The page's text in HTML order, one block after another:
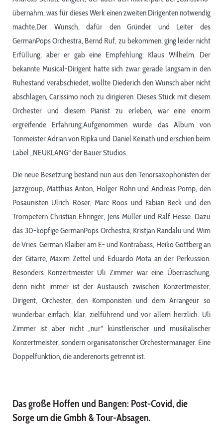
übernahm, was für dieses Werk einen zweiten Dirigenten notwendig
machte.Der Wunsch, dafür den Gründer und Leiter des
GermanPops Orchestra, Bernd Ruf, zu bekommen, ging leider nicht
Erfüllung, aber er gab eine Empfehlung: Klaus Wilhelm. Der
bekannte Musical-Dirigent hatte sich zwar gerade langsam in den
Ruhestand verabschiedet, wollte Diederich den Wunsch aber nicht
abschlagen, Carissimo noch zu dirigieren. Dieses Stück mit diesem
Orchester und diesem Pianist zu erleben, war eine enorm
ergreifende Erfahrung.Aufgenommen wurde das Album von
Tonmeister Adrian von Ripka und Daniel Keinath und erschien beim
Label „NEUKLANG“ der Bauer Studios.
Die neue Besetzung bestand nun aus den Tenorsaxophonisten der
Jazzgroup, Matthias Anton, Holger Rohn und Andreas Pomp, den
Posaunisten Ulrich Röser, Marc Roos und Fabian Beck und den
Trompetern Christian Ehringer, Jens Müller und Ralf Hesse. Dazu
das 30-köpfige GermanPops Orchestra, Kristjan Randalu und Wim
de Vries. German Klaiber am E- und Kontrabass, Heiko Gottberg an
der Gitarre, Maxim Zettel und Eduardo Mota an der Perkussion.
Besonders Konzertmeister Uli Zimmer war eine Überraschung,
denn nicht immer ist der Austausch zwischen Konzertmeister,
Dirigent, Orchester, den Komponisten und dem Arrangeur so
wunderbar einfach, klar, zielführend und vor allem herzlich. Uli
Zimmer ist aber nicht „nur“ künstlerischer und musikalischer
Konzertmeister, sondern organisatorischer Orchestermanager. Eine
Doppelfunktion, die anderenorts getrennt ist.
Das große Hoffen und Bangen: Post-Covid, die
Sorge um die Gmbh & Tour-Absagen.